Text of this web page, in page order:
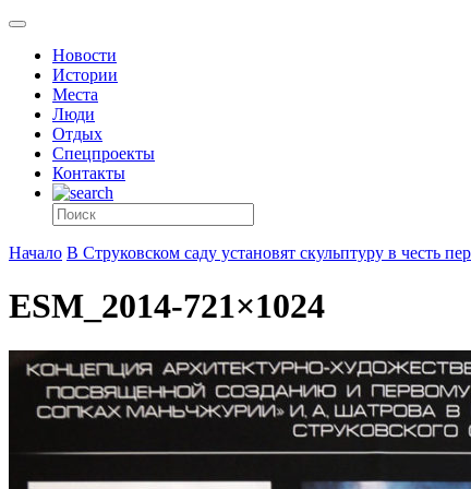
Новости
Истории
Места
Люди
Отдых
Спецпроекты
Контакты
Начало В Струковском саду установят скульптуру в честь
ESM_2014-721×1024